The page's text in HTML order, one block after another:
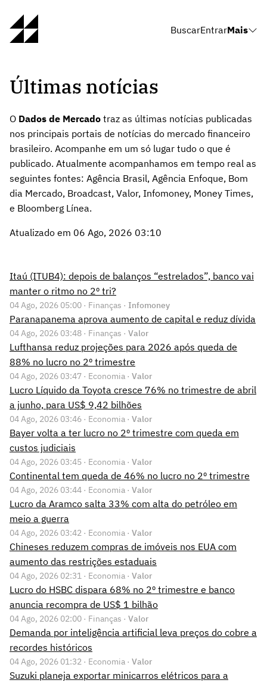
BuscarEntrarMais
Últimas notícias
O Dados de Mercado traz as últimas notícias publicadas
nos principais portais de notícias do mercado financeiro
brasileiro. Acompanhe em um só lugar tudo o que é
publicado. Atualmente acompanhamos em tempo real as
seguintes fontes: Agência Brasil, Agência Enfoque, Bom
dia Mercado, Broadcast, Valor, Infomoney, Money Times,
e Bloomberg Línea.
Atualizado em 06 Ago, 2026 03:10
Itaú (ITUB4): depois de balanços “estrelados”, banco vai
manter o ritmo no 2º tri?
04 Ago, 2026 05:00 · Finanças · Infomoney
Paranapanema aprova aumento de capital e reduz dívida
04 Ago, 2026 03:48 · Finanças · Valor
Lufthansa reduz projeções para 2026 após queda de
88% no lucro no 2º trimestre
04 Ago, 2026 03:47 · Economia · Valor
Lucro Líquido da Toyota cresce 76% no trimestre de abril
a junho, para US$ 9,42 bilhões
04 Ago, 2026 03:46 · Economia · Valor
Bayer volta a ter lucro no 2º trimestre com queda em
custos judiciais
04 Ago, 2026 03:45 · Economia · Valor
Continental tem queda de 46% no lucro no 2º trimestre
04 Ago, 2026 03:44 · Economia · Valor
Lucro da Aramco salta 33% com alta do petróleo em
meio a guerra
04 Ago, 2026 03:42 · Economia · Valor
Chineses reduzem compras de imóveis nos EUA com
aumento das restrições estaduais
04 Ago, 2026 02:31 · Economia · Valor
Lucro do HSBC dispara 68% no 2º trimestre e banco
anuncia recompra de US$ 1 bilhão
04 Ago, 2026 02:00 · Finanças · Valor
Demanda por inteligência artificial leva preços do cobre a
recordes históricos
04 Ago, 2026 01:32 · Economia · Valor
Suzuki planeja exportar minicarros elétricos para a